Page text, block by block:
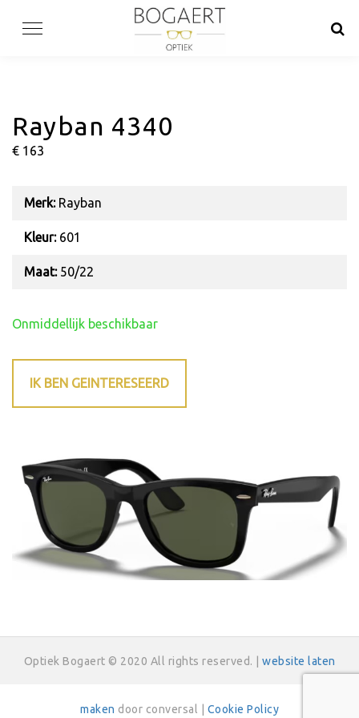
Rayban 4340
€ 163
Merk:Rayban
Kleur:601
Maat:50/22
Onmiddellijk beschikbaar
IK BEN GEINTERESEERD
Optiek Bogaert © 2020 All rights reserved. | website laten
maken door conversal | Cookie Policy